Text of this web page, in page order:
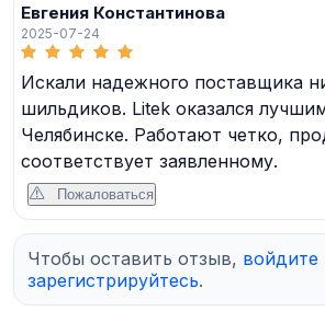
Евгения Константинова
2025-07-24
Искали надежного поставщика
шильдиков. Litek оказался
Челябинске. Работают четко,
соответствует заявленному.
Пожаловаться
Чтобы оставить отзыв, войдите
зарегистрируйтесь.